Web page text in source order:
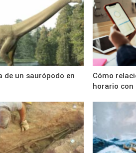
de un saurópodo en
Cómo
horario con